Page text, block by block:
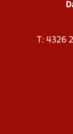
T: 4326